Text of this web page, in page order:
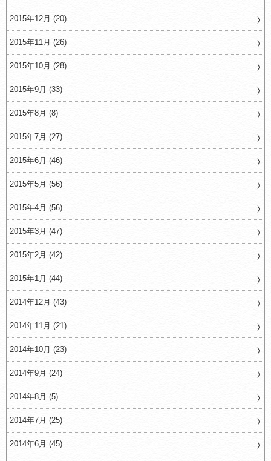
2015年12月 (20)
2015年11月 (26)
2015年10月 (28)
2015年9月 (33)
2015年8月 (8)
2015年7月 (27)
2015年6月 (46)
2015年5月 (56)
2015年4月 (56)
2015年3月 (47)
2015年2月 (42)
2015年1月 (44)
2014年12月 (43)
2014年11月 (21)
2014年10月 (23)
2014年9月 (24)
2014年8月 (5)
2014年7月 (25)
2014年6月 (45)